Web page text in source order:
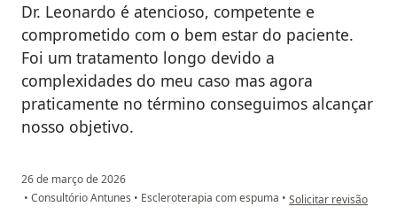
Dr. Leonardo é atencioso, competente e
comprometido com o bem estar do paciente.
Foi um tratamento longo devido a
complexidades do meu caso mas agora
praticamente no término conseguimos alcançar
nosso objetivo.
26 de março de 2026
• Consultório Antunes • Escleroterapia com espuma • na opinião do
Solicitar revisão